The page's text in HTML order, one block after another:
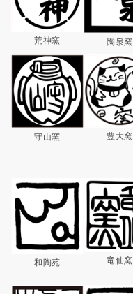
荒神窯 陶泉窯
守山窯 豊大窯
和陶苑 竜仙窯